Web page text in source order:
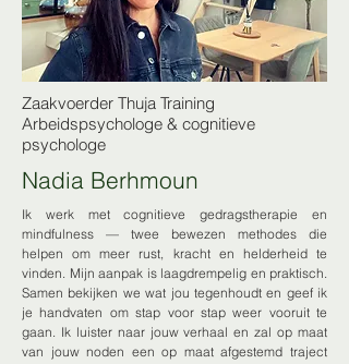
Zaakvoerder Thuja Training​
Arbeidspsychologe & cognitieve
psychologe
Nadia Berhmoun
Ik werk met cognitieve gedragstherapie en
mindfulness — twee bewezen methodes die
helpen om meer rust, kracht en helderheid te
vinden. Mijn aanpak is laagdrempelig en praktisch.
Samen bekijken we wat jou tegenhoudt en geef ik
je handvaten om stap voor stap weer vooruit te
gaan. Ik luister naar jouw verhaal en zal op maat
van jouw noden een op maat afgestemd traject